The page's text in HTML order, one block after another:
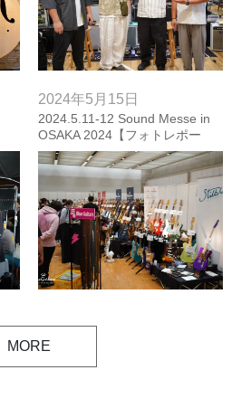
よ
2024年5月15日
2024.5.11-12 Sound Messe in
OSAKA 2024【フォトレポー
ト】
MORE